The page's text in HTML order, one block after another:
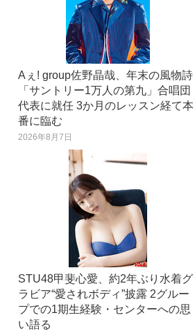
Aぇ! group佐野晶哉、年末の風物詩
「サントリー1万人の第九」合唱団
代表に就任 3か月のレッスン経て本
番に臨む
2026年8月7日
STU48甲斐心愛、約2年ぶり水着グ
ラビア“愛されボディ”披露 2グルー
プでの1期生経験・センターへの思
い語る